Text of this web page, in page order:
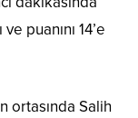
puanını 14’e
ortasında Salih